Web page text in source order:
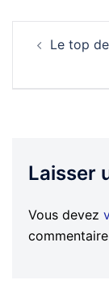
d’article
Le top
Laisser
Vous devez